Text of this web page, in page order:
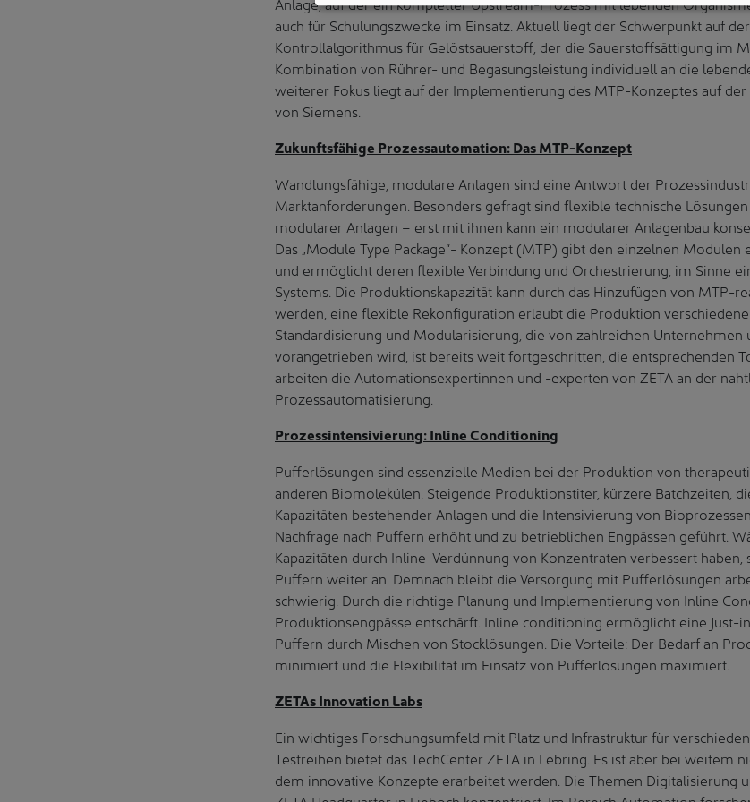
auch für Schulungszwecke im Einsatz. Aktuell liegt der Schwerpunkt auf
Kontrollalgorithmus für Gelöstsauerstoff, der die Sauerstoffsättigung im
Kombination von Rührer- und Begasungsleistung individuell an die
weiterer Fokus liegt auf der Implementierung des MTP-Konzeptes auf der
von Siemens.
Zukunftsfähige Prozessautomation: Das MTP-Konzept
Wandlungsfähige, modulare Anlagen sind eine Antwort der
Marktanforderungen. Besonders gefragt sind flexible technische
modularer Anlagen – erst mit ihnen kann ein modularer Anlagenbau
Das „Module Type Package“- Konzept (MTP) gibt den einzelnen Modulen
und ermöglicht deren flexible Verbindung und Orchestrierung, im Sinne
Systems. Die Produktionskapazität kann durch das Hinzufügen von MTP-
werden, eine flexible Rekonfiguration erlaubt die Produktion
Standardisierung und Modularisierung, die von zahlreichen Unternehmen
vorangetrieben wird, ist bereits weit fortgeschritten, die entsprechenden
arbeiten die Automationsexpertinnen und -experten von ZETA an der
Prozessautomatisierung.
Prozessintensivierung: Inline Conditioning
Pufferlösungen sind essenzielle Medien bei der Produktion von
anderen Biomolekülen. Steigende Produktionstiter, kürzere Batchzeiten,
Kapazitäten bestehender Anlagen und die Intensivierung von
Nachfrage nach Puffern erhöht und zu betrieblichen Engpässen geführt.
Kapazitäten durch Inline-Verdünnung von Konzentraten verbessert haben,
Puffern weiter an. Demnach bleibt die Versorgung mit Pufferlösungen
schwierig. Durch die richtige Planung und Implementierung von Inline
Produktionsengpässe entschärft. Inline conditioning ermöglicht eine Just-
Puffern durch Mischen von Stocklösungen. Die Vorteile: Der Bedarf an
minimiert und die Flexibilität im Einsatz von Pufferlösungen maximiert.
ZETAs Innovation Labs
Ein wichtiges Forschungsumfeld mit Platz und Infrastruktur für
Testreihen bietet das TechCenter ZETA in Lebring. Es ist aber bei weitem
dem innovative Konzepte erarbeitet werden. Die Themen Digitalisierung